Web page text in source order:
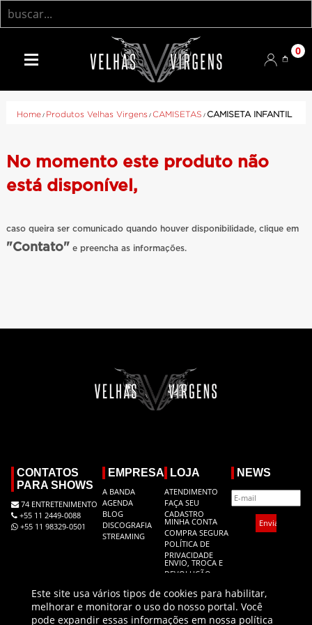
0
Home/ Produtos Velhas Virgens/ CAMISETAS / CAMISETA INFANTIL
No momento este produto não
está disponível,
caso queira ser comunicado quando houver disponibilidade, clique em
"Contato" e preencha as informações.
Este site usa vários tipos de cookies para habilitar,
melhorar e monitorar o uso do nosso portal. Você
pode expandir essas informações em nossa política
CONTATOS
PARA SHOWS
74 ENTRETENIMENTO
+55 11 2449-0088
+55 11 98329-0501
EMPRESA
A BANDA
AGENDA
BLOG
DISCOGRAFIA
STREAMING
LOJA
ATENDIMENTO
FAÇA SEU
CADASTRO
MINHA CONTA
COMPRA SEGURA
POLÍTICA DE
PRIVACIDADE
ENVIO, TROCA E
DEVOLUÇÃO
NEWS